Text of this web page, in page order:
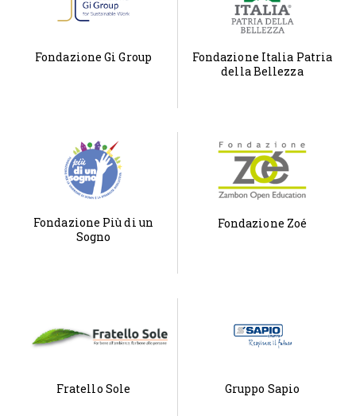
Fondazione Gi Group
Fondazione Italia Patria
della Bellezza
Fondazione Più di un
Sogno
Fondazione Zoé
Fratello Sole Gruppo Sapio